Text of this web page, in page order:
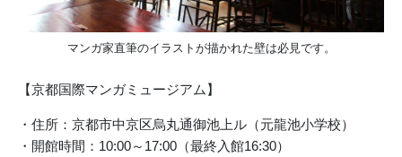
マンガ家直筆のイラストが描かれた壁は必見です。
【京都国際マンガミュージアム】
・住所：京都市中京区烏丸通御池上ル（元龍池小学校）
・開館時間：10:00～17:00（最終入館16:30）